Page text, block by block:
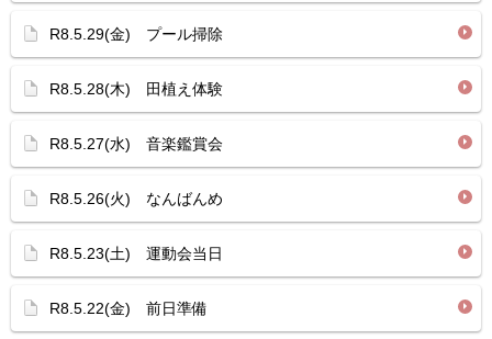
R8.5.29(金) プール掃除
R8.5.28(木) 田植え体験
R8.5.27(水) 音楽鑑賞会
R8.5.26(火) なんばんめ
R8.5.23(土) 運動会当日
R8.5.22(金) 前日準備